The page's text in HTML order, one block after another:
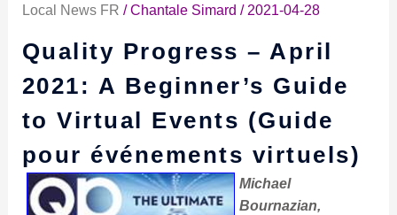
Local News FR /Chantale Simard / 2021-04-28
Quality Progress – April
2021: A Beginner’s Guide
to Virtual Events (Guide
pour événements virtuels)
Michael
Bournazian,
Virtual
Events
(Guide
pour
événements
virtuels)